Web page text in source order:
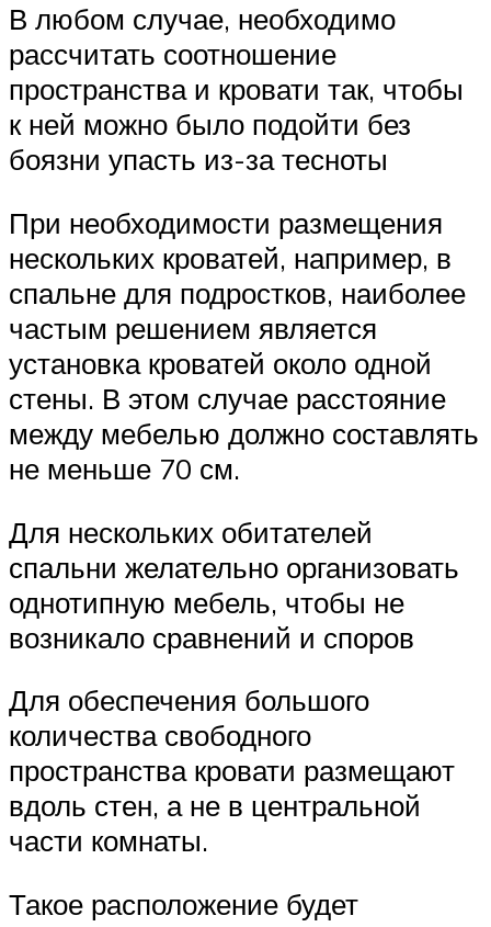
В любом случае, необходимо
рассчитать соотношение
пространства и кровати так, чтобы
к ней можно было подойти без
боязни упасть из-за тесноты
При необходимости размещения
нескольких кроватей, например, в
спальне для подростков, наиболее
частым решением является
установка кроватей около одной
стены. В этом случае расстояние
между мебелью должно составлять
не меньше 70 см.
Для нескольких обитателей
спальни желательно организовать
однотипную мебель, чтобы не
возникало сравнений и споров
Для обеспечения большого
количества свободного
пространства кровати размещают
вдоль стен, а не в центральной
части комнаты.
Такое расположение будет